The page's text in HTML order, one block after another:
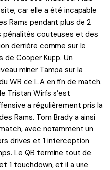
car elle a été incapable
Rams pendant plus de 2
couteuses et des
derrière comme sur le
Cooper Kupp. Un
miner Tampa sur la
WR de L.A en fin de match.
Tristan Wirfs s’est
a régulièrement pris la
Rams. Tom Brady a ainsi
avec notamment un
drives et 1 interception
Le QB termine tout de
1 touchdown, et il a une